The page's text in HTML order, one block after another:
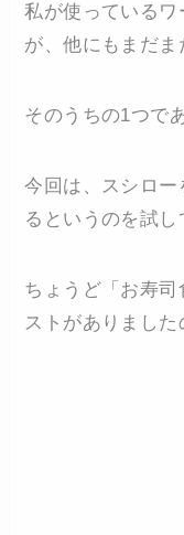
私が使っている
が、他にもまだま
そのうちの1つで
今回は、スシロ
るというのを試し
ちょうど「お寿
ストがありました